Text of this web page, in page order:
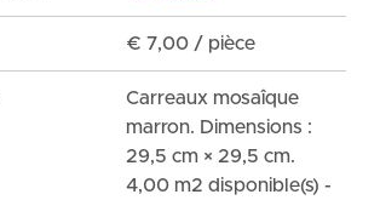
€ 7,00 / pièce
Carreaux mosaîque
marron. Dimensions :
29,5 cm × 29,5 cm.
4,00 m2 disponible(s) -